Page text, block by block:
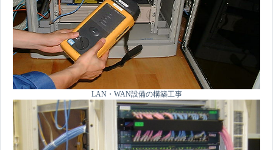
LAN・WAN設備の構築工事